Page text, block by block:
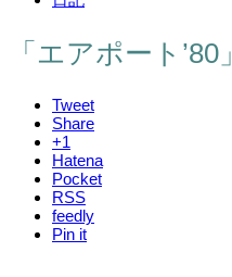
「エアポート’80」
Tweet
Share
+1
Hatena
Pocket
RSS
feedly
Pin it